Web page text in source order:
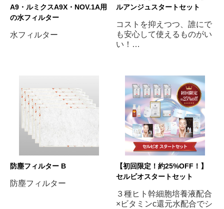
A9・ルミクスA9X・NOV.1A用
の水フィルター
水フィルター
ルアンジュスタートセット
コストを抑えつつ、誰にで
も安心して使えるものがい
い！
お得な導入セット
防塵フィルター B
防塵フィルター
【初回限定！約25%OFF！】
セルビオスタートセット
３種ヒト幹細胞培養液配合
×ビタミンc還元水配合でシ